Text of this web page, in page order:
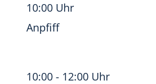
10:00 Uhr
Anpfiff
10:00 - 12:00 Uhr